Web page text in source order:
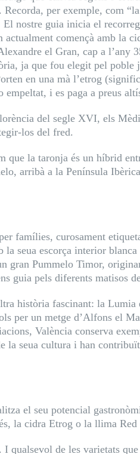
per exemple, com
nostre guia inicia el
començà amb
el Gran, cap a l’any
ja que fou elegit pel poble
en una mà l’etrog
i es paga a preus
del segle XVI, els
los del fred.
la taronja és un híbrid
arribà a la Península
famílies, curosament
seua escorça interior
Pummelo Timor,
pels diferents matisos
història fascinant: la
per un metge d’Alfons el
València conserva
la seua cultura i han
el seu potencial
la cidra Etrog o la llima
qualsevol de les varietats